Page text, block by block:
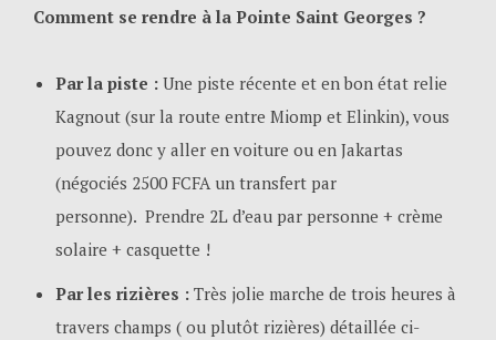
Comment se rendre à la Pointe Saint Georges ?
Par la piste : Une piste récente et en bon état relie
Kagnout (sur la route entre Miomp et Elinkin), vous
pouvez donc y aller en voiture ou en Jakartas
(négociés 2500 FCFA un transfert par
personne). Prendre 2L d’eau par personne + crème
solaire + casquette !
Par les rizières : Très jolie marche de trois heures à
travers champs ( ou plutôt rizières) détaillée ci-